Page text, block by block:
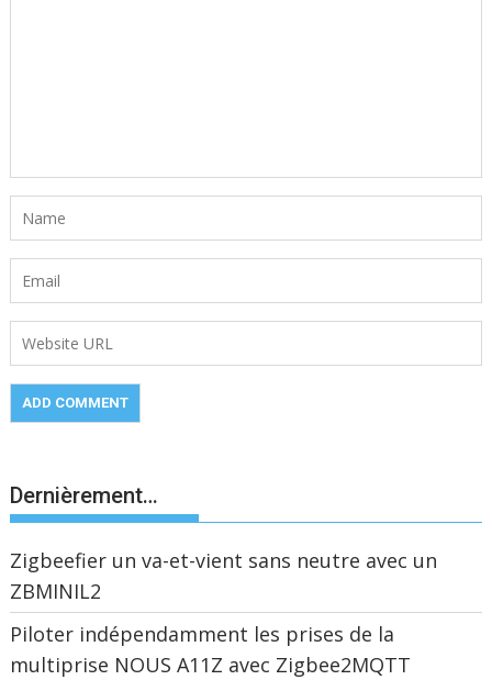
Dernièrement…
Zigbeefier un va-et-vient sans neutre avec un
ZBMINIL2
Piloter indépendamment les prises de la
multiprise NOUS A11Z avec Zigbee2MQTT